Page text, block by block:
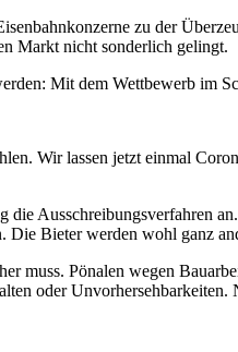
zu der
Markt nicht sonderlich gelingt.
Mit dem Wettbewerb im
Wir lassen jetzt einmal
Ausschreibungsverfahren
Bieter werden wohl ganz
muss. Pönalen wegen
oder